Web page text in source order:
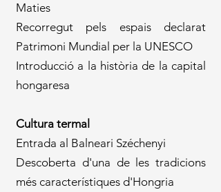
Maties
Recorregut pels espais declarat
Patrimoni Mundial per la UNESCO
Introducció a la història de la capital
hongaresa
Cultura termal
Entrada al Balneari Széchenyi
Descoberta d'una de les tradicions
més característiques d'Hongria